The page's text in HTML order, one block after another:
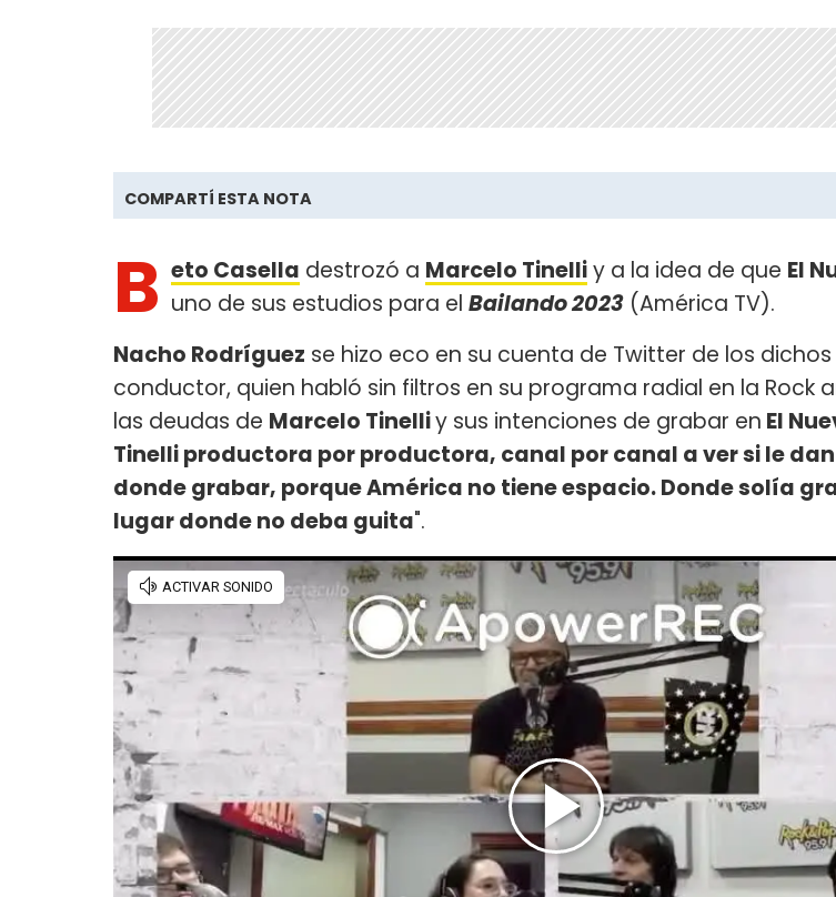
COMPARTÍ ESTA NOTA
B eto Casella destrozó a Marcelo Tinelliy a la idea de que El
uno de sus estudios para el Bailando 2023 (América TV).
Nacho Rodríguez se hizo eco en su cuenta de Twitter de los
conductor, quien habló sin filtros en su programa radial en la Rock
las deudas de Marcelo Tinelliy sus intenciones de grabar en El
Tinelli productora por productora, canal por canal a ver si le
donde grabar, porque América no tiene espacio. Donde solía
lugar donde no deba guita".